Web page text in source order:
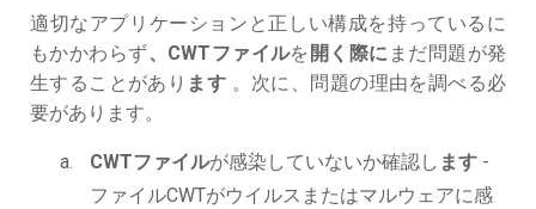
適切なアプリケーションと正しい構成を持っているに
もかかわらず、CWTファイルを 開く際に まだ問題が発
生することがあり ます 。次に、問題の理由を調べる必
要があります。
CWTファイルが感染していないか確認し ます -
ファイルCWTがウイルスまたはマルウェアに感